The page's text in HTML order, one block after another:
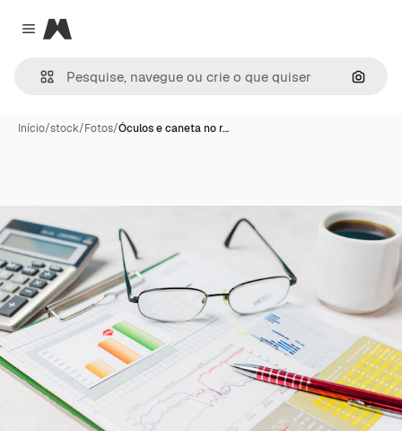
Close menu
Magnific
Início/stock/Fotos/Óculos e caneta no r…